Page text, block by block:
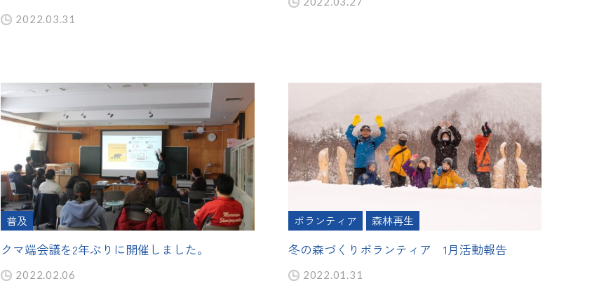
2022.03.31
普及
クマ端会議を2年ぶりに開催しました。
2022.02.06
ボランティア 森林再生
冬の森づくりボランティア 1月活動報告
2022.01.31